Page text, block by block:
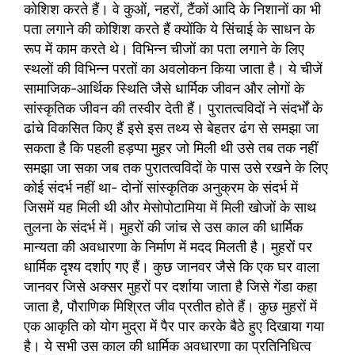
कोशिश करते हैं। वे कुओं, नहरों, टैंकों आदि के निशानों का भी
पता लगाने की कोशिश करते हैं क्योंकि ये सिंचाई के साधन के
रूप में काम करते थे। विभिन्न चीजों का पता लगाने के लिए
स्थलों की विभिन्न परतों का अवलोकन किया जाता है। ये चीजें
सामाजिक-आर्थिक स्थिति जैसे धार्मिक जीवन और लोगों के
सांस्कृतिक जीवन की तस्वीर देती हैं। पुरातत्वविदों ने संदर्भों के
ढांचे विकसित किए हैं इसे इस तथ्य से बेहतर ढंग से समझा जा
सकता है कि पहली हड़प्पा मुहर जो मिली थी उसे तब तक नहीं
समझा जा सका जब तक पुरातत्वविदों के पास उसे रखने के लिए
कोई संदर्भ नहीं था- दोनों सांस्कृतिक अनुक्रम के संदर्भ में
जिसमें यह मिली थी और मेसोपोटामिया में मिली खोजों के साथ
तुलना के संदर्भ में। मुहरों की जांच से उस काल की धार्मिक
मान्यता की अवधारणा के निर्माण में मदद मिलती है। मुहरों पर
धार्मिक दृश्य दर्शाए गए हैं। कुछ जानवर जैसे कि एक घर वाला
जानवर जिसे अक्सर मुहरों पर दर्शाया जाता है जिसे गेंडा कहा
जाता है, पौराणिक मिश्रित जीव प्रतीत होते हैं। कुछ मुहरों में
एक आकृति को योग मुद्रा में पैर पार करके बैठे हुए दिखाया गया
है। ये सभी उस काल की धार्मिक अवधारणा का प्रतिनिधित्व